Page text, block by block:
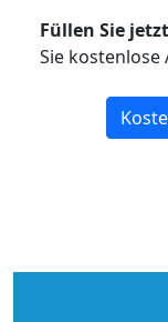
Füllen Sie
Sie kostenlose